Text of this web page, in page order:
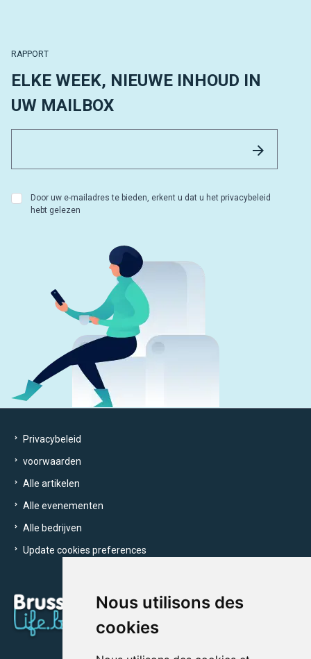
Nous utilisons des
cookies
RAPPORT
ELKE WEEK, NIEUWE INHOUD IN
UW MAILBOX
Door uw e-mailadres te bieden, erkent u dat u het privacybeleid
hebt gelezen
Privacybeleid
voorwaarden
Alle artikelen
Alle evenementen
Alle bedrijven
Update cookies preferences